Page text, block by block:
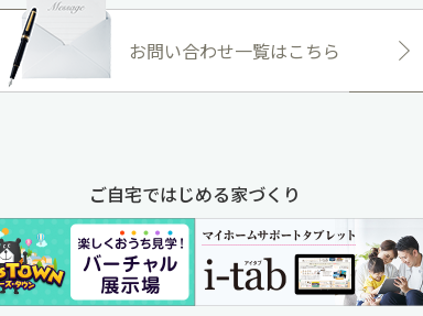
お問い合わせ一覧はこちら
ご自宅ではじめる家づくり